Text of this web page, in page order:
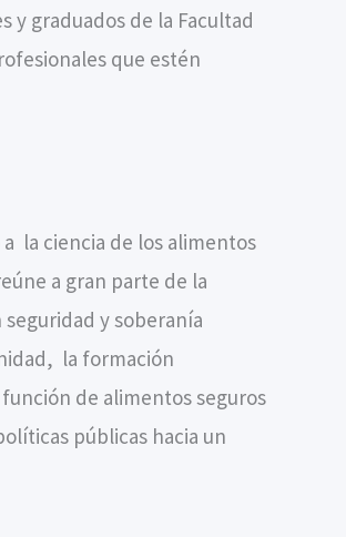
y graduados de la Facultad
que estén
la ciencia de los alimentos
a gran parte de la
y soberanía
la formación
de alimentos seguros
públicas hacia un